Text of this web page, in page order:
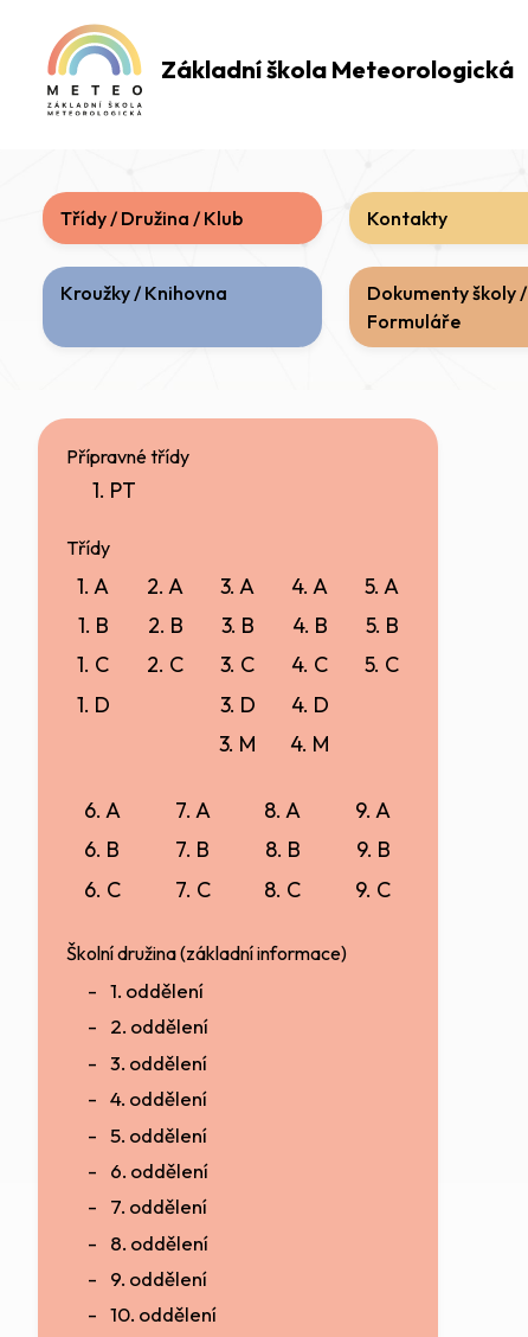
Základní škola Meteorologická
Třídy / Družina / Klub Kontakty
Kroužky / Knihovna
Dokumenty školy /
Formuláře
Přípravné třídy
1. PT
Třídy
1. A
1. B
1. C
1. D
2. A
2. B
2. C
3. A
3. B
3. C
3. D
3. M
4. A
4. B
4. C
4. D
4. M
5. A
5. B
5. C
6. A
6. B
6. C
7. A
7. B
7. C
8. A
8. B
8. C
9. A
9. B
9. C
Školní družina (základní informace)
1. oddělení
2. oddělení
3. oddělení
4. oddělení
5. oddělení
6. oddělení
7. oddělení
8. oddělení
9. oddělení
10. oddělení